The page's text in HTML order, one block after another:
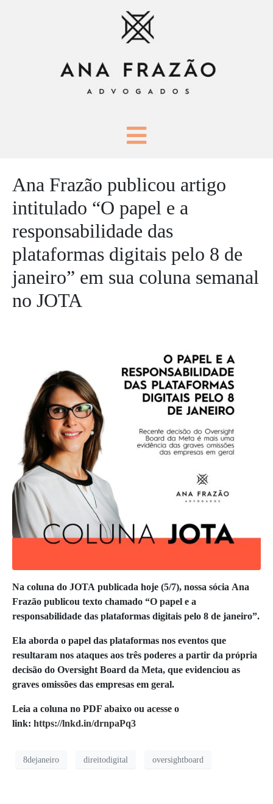
Ana Frazão publicou artigo
intitulado “O papel e a
responsabilidade das
plataformas digitais pelo 8 de
janeiro” em sua coluna semanal
no JOTA
Na coluna do JOTA publicada hoje (5/7), nossa sócia Ana
Frazão publicou texto chamado “O papel e a
responsabilidade das plataformas digitais pelo 8 de janeiro”.
Ela aborda o papel das plataformas nos eventos que
resultaram nos ataques aos três poderes a partir da própria
decisão do Oversight Board da Meta, que evidenciou as
graves omissões das empresas em geral.
Leia a coluna no PDF abaixo ou acesse o
link: https://lnkd.in/drnpaPq3
8dejaneiro direitodigital oversightboard